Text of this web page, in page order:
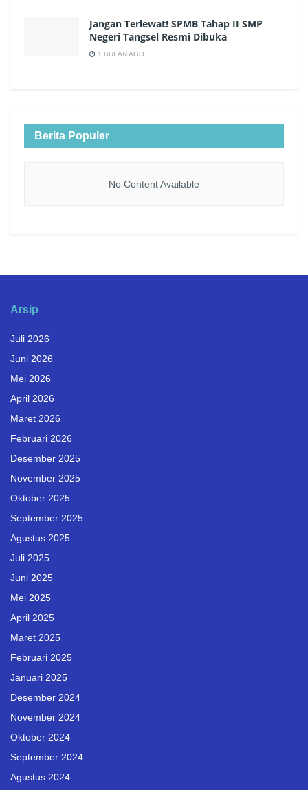
Jangan Terlewat! SPMB Tahap II SMP
Negeri Tangsel Resmi Dibuka
1 BULAN AGO
Berita Populer
No Content Available
Arsip
Juli 2026
Juni 2026
Mei 2026
April 2026
Maret 2026
Februari 2026
Desember 2025
November 2025
Oktober 2025
September 2025
Agustus 2025
Juli 2025
Juni 2025
Mei 2025
April 2025
Maret 2025
Februari 2025
Januari 2025
Desember 2024
November 2024
Oktober 2024
September 2024
Agustus 2024